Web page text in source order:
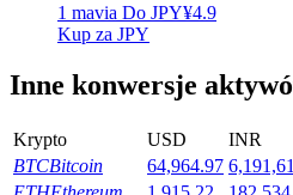
Launchpool
Elastyczne stawianie
tokenach
1 mavia Do JPY¥4.9
Kup za JPY
Inne konwersje
Krypto USD INR
BTCBitcoin 64,964.97